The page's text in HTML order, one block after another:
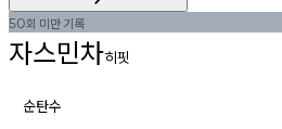
50회 미만기록
자스민차히핏
순탄수